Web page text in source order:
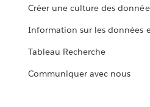
Créer une culture des
Information sur les données
Tableau Recherche
Communiquer avec nous